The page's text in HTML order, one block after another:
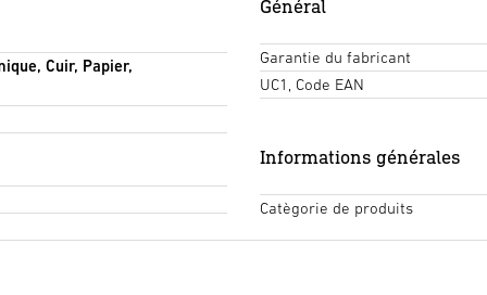
Cuir, Papier,
Général
Garantie du fabricant
UC1, Code EAN
Informations générales
Catègorie de produits